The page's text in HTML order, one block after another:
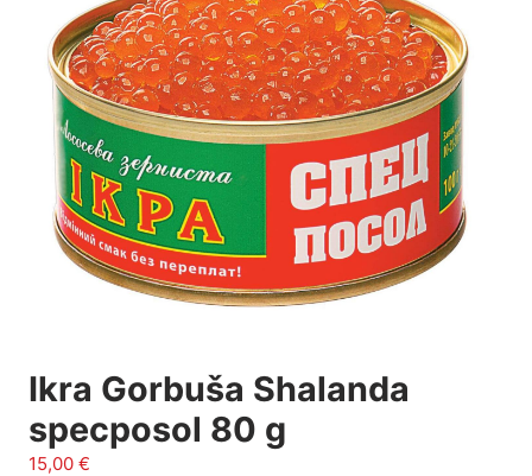
Ikra Gorbuša Shalanda
specposol 80 g
15,00 €